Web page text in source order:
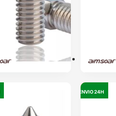
OUTLET
ENVIO 24H